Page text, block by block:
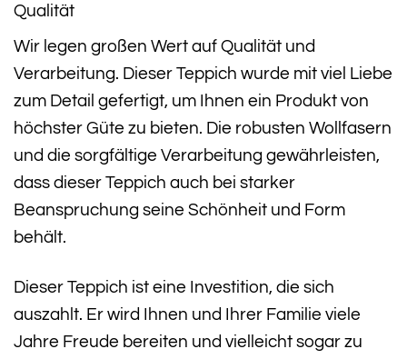
Qualität
Wir legen großen Wert auf Qualität und
Verarbeitung. Dieser Teppich wurde mit viel Liebe
zum Detail gefertigt, um Ihnen ein Produkt von
höchster Güte zu bieten. Die robusten Wollfasern
und die sorgfältige Verarbeitung gewährleisten,
dass dieser Teppich auch bei starker
Beanspruchung seine Schönheit und Form
behält.
Dieser Teppich ist eine Investition, die sich
auszahlt. Er wird Ihnen und Ihrer Familie viele
Jahre Freude bereiten und vielleicht sogar zu